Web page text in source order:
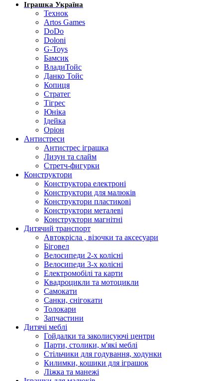
Іграшка Україна
Технок
Artos Games
DoDo
Doloni
G-Toys
Бамсик
ВладиТойс
Данко Тойс
Копиця
Стратег
Тігрес
Юніка
Ідейка
Оріон
Антистреси
Антистрес іграшка
Лизун та слайм
Стретч-фигурки
Конструктори
Конструктора електроні
Конструктори для малюків
Конструктори пластикові
Конструктори металеві
Конструктори магнітні
Дитячий транспорт
Автокрісла , візочки та аксесуари
Біговел
Велосипеди 2-х колісні
Велосипеди 3-х колісні
Електромобілі та карти
Квадроцикли та мотоцикли
Самокати
Санки, снігокати
Толокари
Запчастини
Дитячі меблі
Гойдалки та заколисуючі центри
Парти, столики, м'які меблі
Стільчики для годування, ходунки
Килимки, кошики для іграшок
Ліжка та манежі